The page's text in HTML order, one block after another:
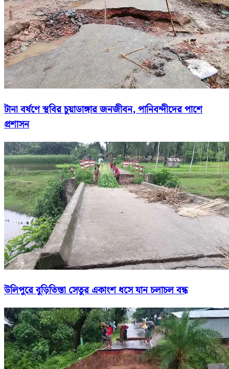
টানা বর্ষণে স্থবির চুয়াডাঙ্গার জনজীবন, পানিবন্দীদের পাশে
প্রশাসন
উলিপুরে বুড়িতিস্তা সেতুর একাংশ ধসে যান চলাচল বন্ধ